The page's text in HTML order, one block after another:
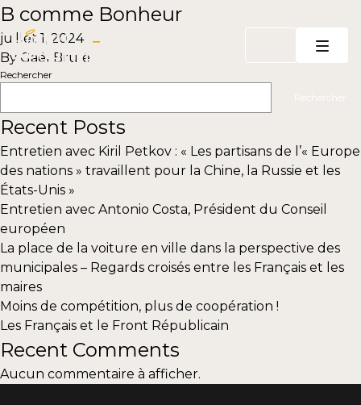
Aller au contenu
B comme Bonheur
juillet 1, 2024
By Gaël Brulé
Rechercher
Recent Posts
Entretien avec Kiril Petkov : « Les partisans de l’« Europe
des nations » travaillent pour la Chine, la Russie et les
États-Unis »
Entretien avec Antonio Costa, Président du Conseil
européen
La place de la voiture en ville dans la perspective des
municipales – Regards croisés entre les Français et les
maires
Moins de compétition, plus de coopération !
Les Français et le Front Républicain
Recent Comments
Aucun commentaire à afficher.